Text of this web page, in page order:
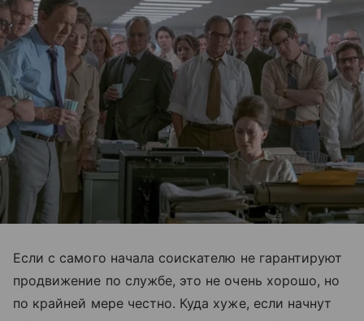
Если с самого начала соискателю не гарантируют
продвижение по службе, это не очень хорошо, но
по крайней мере честно. Куда хуже, если начнут